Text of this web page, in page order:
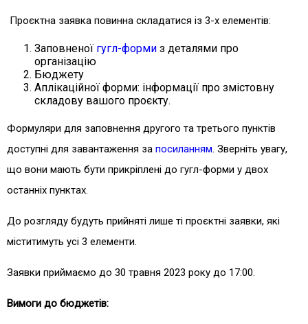
Проєктна заявка повинна складатися із 3-х елементів:
Заповненої гугл-форми з деталями про
організацію
Бюджету
Аплікаційної форми: інформації про змістовну
складову вашого проєкту.
Формуляри для заповнення другого та третього пунктів
доступні для завантаження за посиланням. Зверніть увагу,
що вони мають бути прикріплені до гугл-форми у двох
останніх пунктах.
До розгляду будуть прийняті лише ті проєктні заявки, які
міститимуть усі 3 елементи.
Заявки приймаємо до 30 травня 2023 року до 17:00.
Вимоги до бюджетів: